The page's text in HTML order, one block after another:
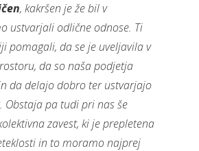
, kakršen je že bil v
ustvarjali odlične odnose. Ti
pomagali, da se je uveljavila v
da so naša podjetja
da delajo dobro ter ustvarjajo
Obstaja pa tudi pri nas še
zavest, ki je prepletena
in to moramo najprej